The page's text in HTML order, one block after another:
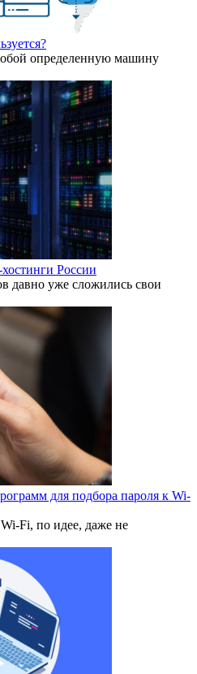
определенную машину
России
давно уже сложились свои
для подбора пароля к Wi-
Fi, по идее, даже не